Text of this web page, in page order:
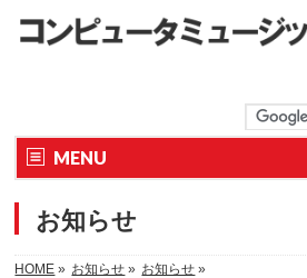
MENU
お知らせ
HOME » お知らせ » お知らせ »